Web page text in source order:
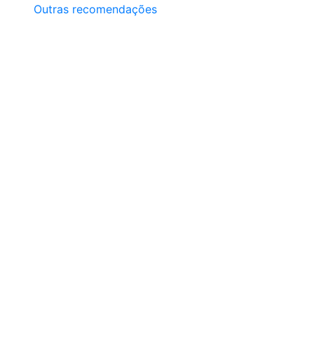
Outras recomendações